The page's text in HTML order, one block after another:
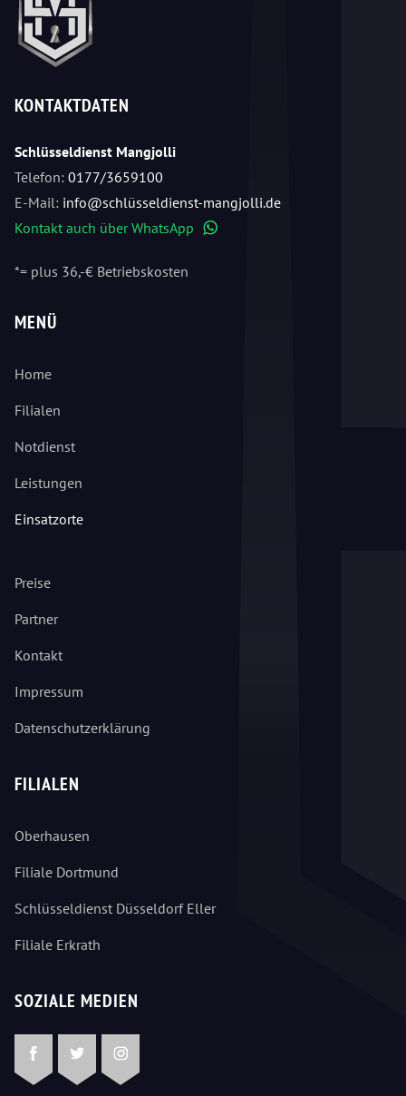
KONTAKTDATEN
Schlüsseldienst Mangjolli
Telefon: 0177/3659100
E-Mail: info@schlüsseldienst-mangjolli.de
Kontakt auch über WhatsApp
*= plus 36,-€ Betriebskosten
MENÜ
Home
Filialen
Notdienst
Leistungen
Einsatzorte
Preise
Partner
Kontakt
Impressum
Datenschutzerklärung
FILIALEN
Oberhausen
Filiale Dortmund
Schlüsseldienst Düsseldorf Eller
Filiale Erkrath
SOZIALE MEDIEN
FacebookTwitterInstagram